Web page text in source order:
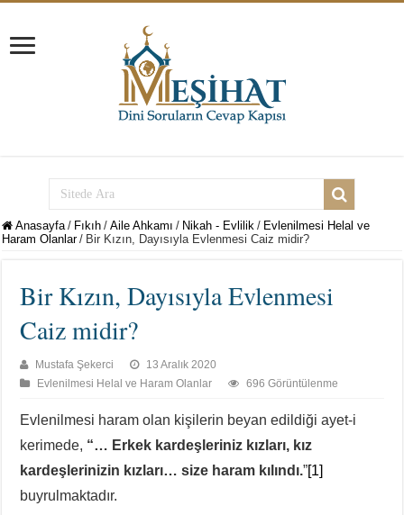
Anasayfa / Fıkıh / Aile Ahkamı / Nikah - Evlilik / Evlenilmesi Helal ve
Haram Olanlar / Bir Kızın, Dayısıyla Evlenmesi Caiz midir?
Bir Kızın, Dayısıyla Evlenmesi
Caiz midir?
Mustafa Şekerci
13 Aralık 2020
Evlenilmesi Helal ve Haram Olanlar
696 Görüntülenme
Evlenilmesi haram olan kişilerin beyan edildiği ayet-i
kerimede, “… Erkek kardeşleriniz kızları, kız
kardeşlerinizin kızları… size haram kılındı.”[1]
buyrulmaktadır.